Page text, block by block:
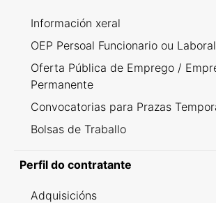
Información xeral
OEP Persoal Funcionario ou
Oferta Pública de Emprego /
Permanente
Convocatorias para Prazas
Bolsas de Traballo
Perfil do contratante
Adquisicións